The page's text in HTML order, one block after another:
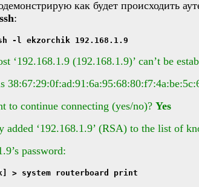
как будет происходить
ssh:
-l ekzorchik 192.168.1.9
‘192.168.1.9 (192.168.1.9)’ can’t be
to continue connecting (yes/no)? Yes
added ‘192.168.1.9’ (RSA) to the list of
password:
> system routerboard print